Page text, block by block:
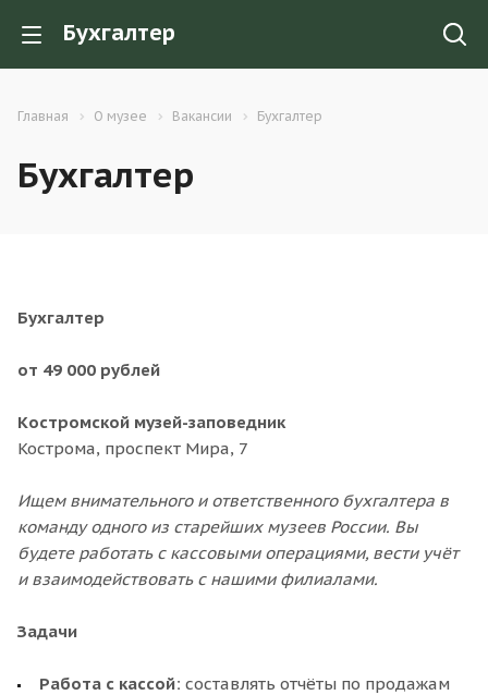
Бухгалтер
Главная О музее Вакансии Бухгалтер
Бухгалтер
Бухгалтер
от 49 000 рублей
Костромской музей-заповедник
Кострома, проспект Мира, 7
Ищем внимательного и ответственного бухгалтера в
команду одного из старейших музеев России. Вы
будете работать с кассовыми операциями, вести учёт
и взаимодействовать с нашими филиалами.
Задачи
Работа с кассой: составлять отчёты по продажам